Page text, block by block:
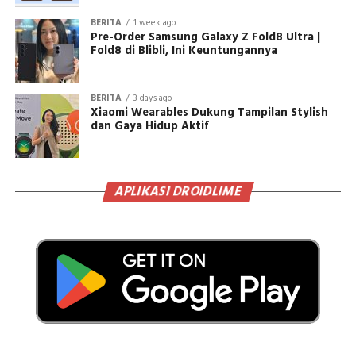
BERITA 1 week ago
Pre-Order Samsung Galaxy Z Fold8 Ultra |
Fold8 di Blibli, Ini Keuntungannya
BERITA 3 days ago
Xiaomi Wearables Dukung Tampilan Stylish
dan Gaya Hidup Aktif
APLIKASI DROIDLIME